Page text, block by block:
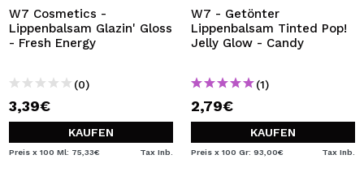
W7 Cosmetics -
Lippenbalsam Glazin' Gloss
- Fresh Energy
(0)
3,39€
KAUFEN
Preis x 100 Ml: 75,33€ Tax Inb.
W7 - Getönter
Lippenbalsam Tinted Pop!
Jelly Glow - Candy
(1)
2,79€
KAUFEN
Preis x 100 Gr: 93,00€ Tax Inb.